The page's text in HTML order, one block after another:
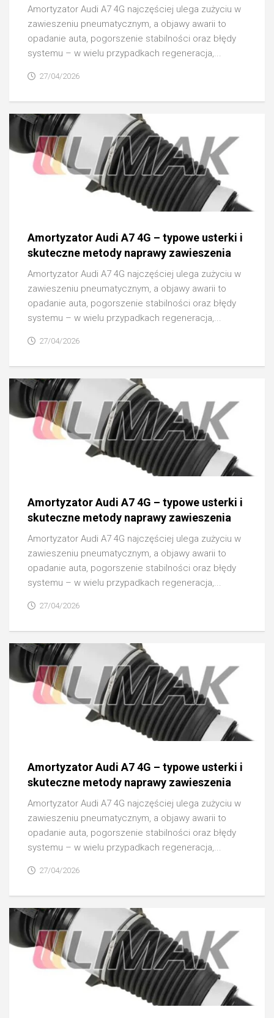
Amortyzator Audi A7 4G najczęściej ulega zużyciu w
zawieszeniu pneumatycznym, a objawy awarii to
opadanie auta, pogorszenie stabilności oraz błędy
systemu – w wielu przypadkach regeneracja,...
27/04/2026
Amortyzator Audi A7 4G – typowe usterki i
skuteczne metody naprawy zawieszenia
Amortyzator Audi A7 4G najczęściej ulega zużyciu w
zawieszeniu pneumatycznym, a objawy awarii to
opadanie auta, pogorszenie stabilności oraz błędy
systemu – w wielu przypadkach regeneracja,...
27/04/2026
Amortyzator Audi A7 4G – typowe usterki i
skuteczne metody naprawy zawieszenia
Amortyzator Audi A7 4G najczęściej ulega zużyciu w
zawieszeniu pneumatycznym, a objawy awarii to
opadanie auta, pogorszenie stabilności oraz błędy
systemu – w wielu przypadkach regeneracja,...
27/04/2026
Amortyzator Audi A7 4G – typowe usterki i
skuteczne metody naprawy zawieszenia
Amortyzator Audi A7 4G najczęściej ulega zużyciu w
zawieszeniu pneumatycznym, a objawy awarii to
opadanie auta, pogorszenie stabilności oraz błędy
systemu – w wielu przypadkach regeneracja,...
27/04/2026